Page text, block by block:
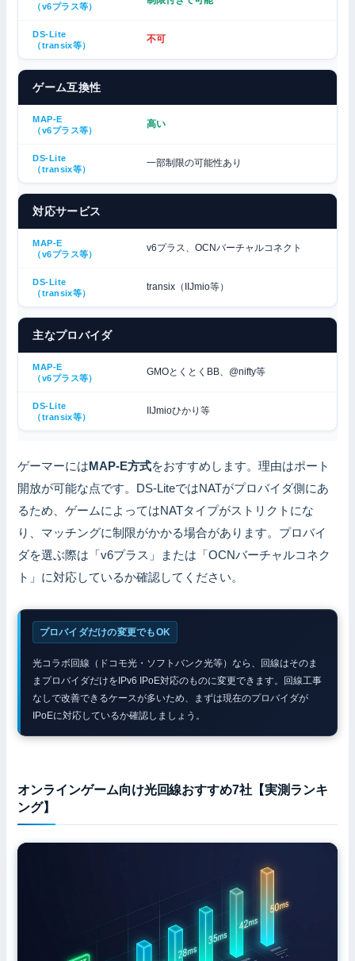
不可
ゲーム互換性
高い
一部制限の可能性あり
対応サービス
v6プラス、OCNバーチャルコネクト
transix（IIJmio等）
主なプロバイダ
GMOとくとくBB、@nifty等
IIJmioひかり等
ゲーマーにはMAP-E方式をおすすめします。理由はポート
開放が可能な点です。DS-LiteではNATがプロバイダ側にあ
るため、ゲームによってはNATタイプがストリクトにな
り、マッチングに制限がかかる場合があります。プロバイ
ダを選ぶ際は「v6プラス」または「OCNバーチャルコネク
ト」に対応しているか確認してください。
プロバイダだけの変更でもOK
光コラボ回線（ドコモ光・ソフトバンク光等）なら、回線はそのま
まプロバイダだけをIPv6 IPoE対応のものに変更できます。回線工事
なしで改善できるケースが多いため、まずは現在のプロバイダが
IPoEに対応しているか確認しましょう。
オンラインゲーム向け光回線おすすめ7社【実測ランキ
ング】